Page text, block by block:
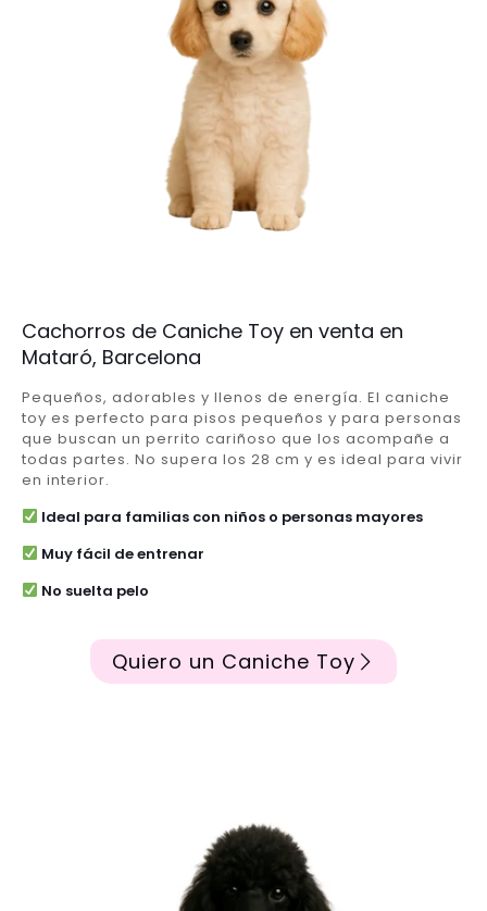
Cachorros de Caniche Toy en venta en
Mataró, Barcelona
Pequeños, adorables y llenos de energía. El caniche
toy es perfecto para pisos pequeños y para personas
que buscan un perrito cariñoso que los acompañe a
todas partes. No supera los 28 cm y es ideal para vivir
en interior.
Ideal para familias con niños o personas mayores
Muy fácil de entrenar
No suelta pelo
Quiero un Caniche Toy